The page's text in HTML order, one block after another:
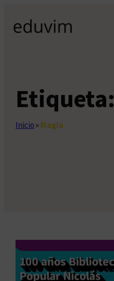
contenido
Etiqueta:
Inicio»Magia